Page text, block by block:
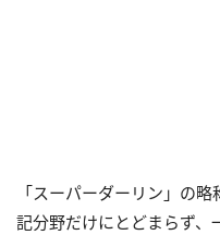
「スーパーダーリン」の
記分野だけにとどまらず、